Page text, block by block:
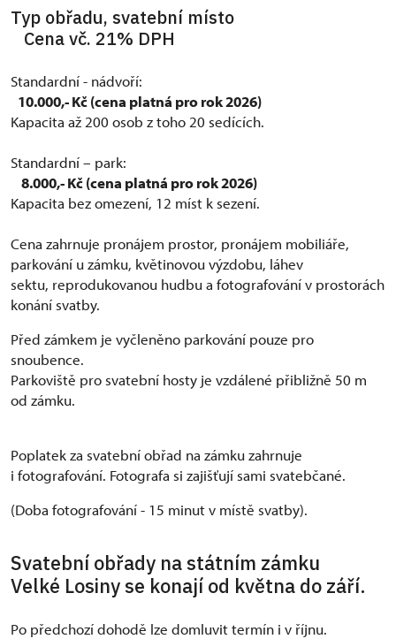
Typ obřadu, svatební místo
Cena vč. 21% DPH
Standardní - nádvoří:
10.000,- Kč (cena platná pro rok 2026)
Kapacita až 200 osob z toho 20 sedících.
Standardní – park:
8.000,- Kč (cena platná pro rok 2026)
Kapacita bez omezení, 12 míst k sezení.
Cena zahrnuje pronájem prostor, pronájem mobiliáře,
parkování u zámku, květinovou výzdobu, láhev
sektu, reprodukovanou hudbu a fotografování v prostorách
konání svatby.
Před zámkem je vyčleněno parkování pouze pro
snoubence.
Parkoviště pro svatební hosty je vzdálené přibližně 50 m
od zámku.
Poplatek za svatební obřad na zámku zahrnuje
i fotografování. Fotografa si zajišťují sami svatebčané.
(Doba fotografování - 15 minut v místě svatby).
Svatební obřady na státním zámku
Velké Losiny se konají od května do září.
Po předchozí dohodě lze domluvit termín i v říjnu.